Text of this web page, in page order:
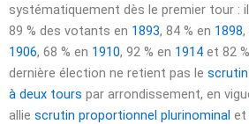
systématiquement dès le premier tour :
89 % des votants en 1893, 84 % en 1898,
1906, 68 % en 1910, 92 % en 1914 et 82
dernière élection ne retient pas le
à deux tours par arrondissement, en
allie scrutin proportionnel plurinominal et